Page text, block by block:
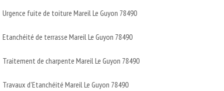
Urgence fuite de toiture Mareil Le Guyon 78490
Etanchéité de terrasse Mareil Le Guyon 78490
Traitement de charpente Mareil Le Guyon 78490
Travaux d'Etanchéité Mareil Le Guyon 78490